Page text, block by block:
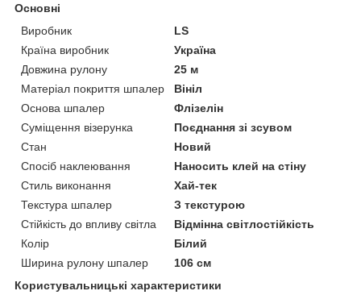
Основні
Виробник
LS
Країна виробник
Україна
Довжина рулону
25 м
Матеріал покриття шпалер
Вініл
Основа шпалер
Флізелін
Суміщення візерунка
Поєднання зі зсувом
Стан
Новий
Спосіб наклеювання
Наносить клей на стіну
Стиль виконання
Хай-тек
Текстура шпалер
З текстурою
Стійкість до впливу світла
Відмінна світлостійкість
Колір
Білий
Ширина рулону шпалер
106 см
Користувальницькі характеристики